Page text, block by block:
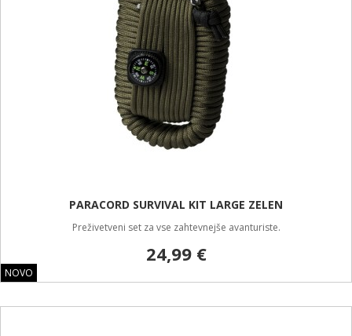
NOVO
PARACORD SURVIVAL KIT LARGE ZELEN
Preživetveni set za vse zahtevnejše avanturiste.
24,99 €